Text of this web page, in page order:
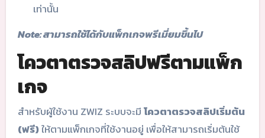
เท่านั้น
Note: สามารถใช้ได้กับแพ็กเกจพรีเมี่ยมขึ้นไป
โควตาตรวจสลิปฟรีตามแพ็ก
เกจ
สำหรับผู้ใช้งาน ZWIZ ระบบจะมีโควตาตรวจสลิปเริ่มต้น
(ฟรี)ให้ตามแพ็กเกจที่ใช้งานอยู่ เพื่อให้สามารถเริ่มต้นใช้